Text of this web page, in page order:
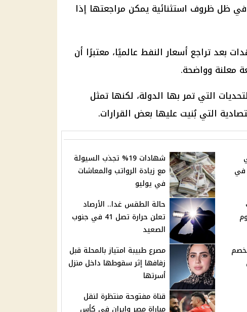
ظل ظروف استثنائية يمكن مراجعتها إذا
بعد تراجع أسعار النفط عالميًا، معتبرًا أن
معلنة وواضحة.
التي تمر بها الدولة، لكنها تمثل
التي بُنيت عليها بعض القرارات.
في
شهادات 19% تجذب السيولة
مع زيادة الرواتب والمعاشات
في يوليو
حالة الطقس غدا.. الأرصاد
تعلن حرارة تصل 41 في جنوب
الصعيد
مصرع طبيبة امتياز بالمحلة قبل
زفافها إثر سقوطها داخل منزل
أسرتها
قناة مفتوحة منتظرة لنقل